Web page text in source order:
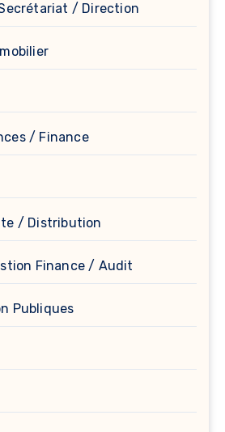
/ Direction
/ Finance
/ Distribution
Finance / Audit
Publiques